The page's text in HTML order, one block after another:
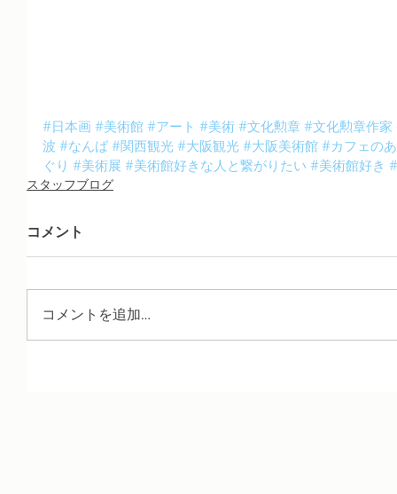
#日本画 #美術館 #アート #美術 #文化勲章 #文化勲章作家
波 #なんば #関西観光 #大阪観光 #大阪美術館 #カフェの
ぐり #美術展 #美術館好きな人と繋がりたい #美術館好き
スタッフブログ
コメント
コメントを追加…